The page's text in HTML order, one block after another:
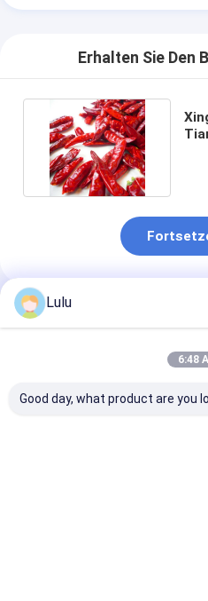
Erhalten Sie Den
Empfohlene Produkte
Lulu
6:48
Good day, what product are you